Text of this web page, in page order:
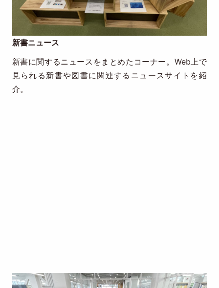
新書ニュース
新書に関するニュースをまとめたコーナー。Web上で
見られる新書や図書に関連するニュースサイトを紹
介。
Image